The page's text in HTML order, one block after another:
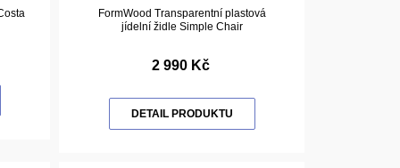
FormWood Transparentní plastová
jídelní židle Simple Chair
2 990 Kč
DETAIL PRODUKTU